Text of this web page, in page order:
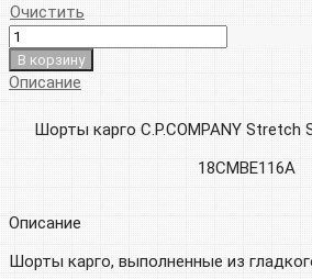
Очистить
В корзину
Описание
Шорты карго C.P.COMPANY Stretch
18CMBE116A
Описание
Шорты карго, выполненные из